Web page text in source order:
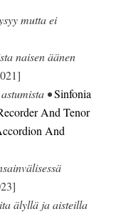
mutta ei
naisen äänen
•Sinfonia
And Tenor
And
älyllä ja aisteilla